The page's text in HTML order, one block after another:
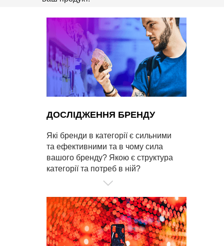
ДОСЛІДЖЕННЯ БРЕНДУ
Які бренди в категорії є сильними
та ефективними та в чому сила
вашого бренду? Якою є структура
категорії та потреб в ній?